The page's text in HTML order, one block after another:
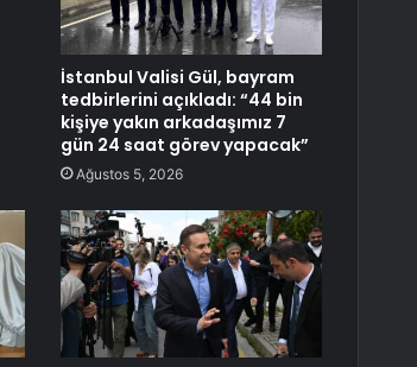
İstanbul Valisi Gül, bayram
tedbirlerini açıkladı: “44 bin
kişiye yakın arkadaşımız 7
gün 24 saat görev yapacak”
Ağustos 5, 2026